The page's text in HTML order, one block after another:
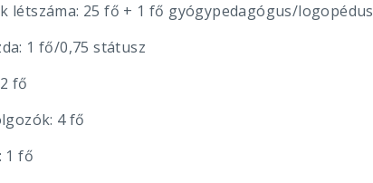
létszáma: 25 fő + 1 fő gyógypedagógus/logopédus
1 fő/0,75 státusz
fő
4 fő
1 fő